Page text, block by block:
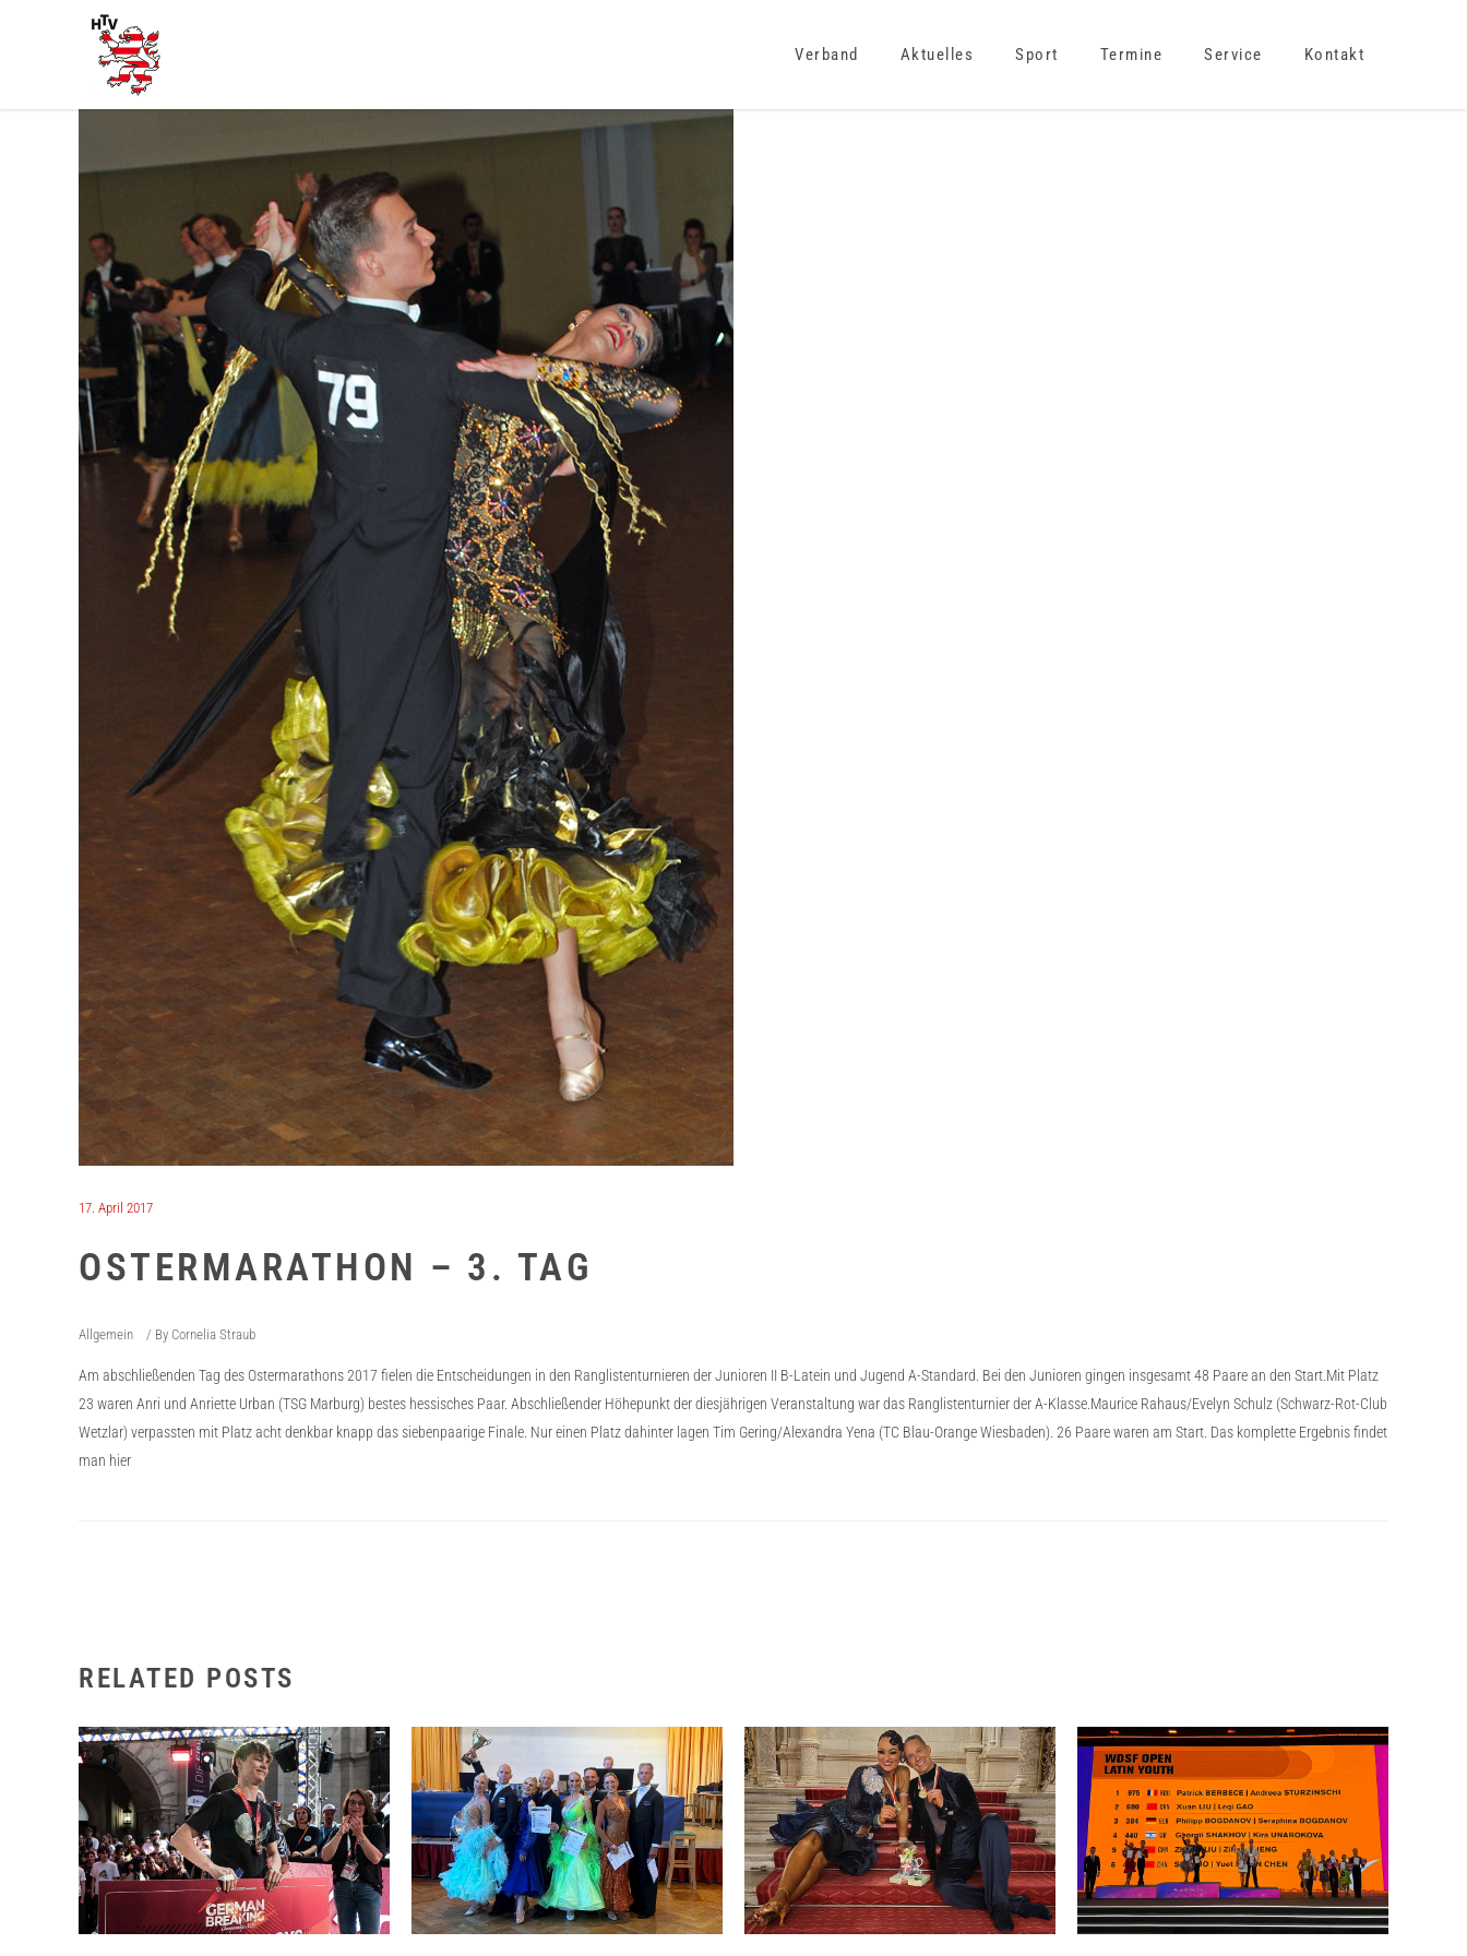
Verband Aktuelles Sport Termine Service Kontakt
17. April 2017
OSTERMARATHON – 3. TAG
Allgemein By Cornelia Straub
Am abschließenden Tag des Ostermarathons 2017 fielen die Entscheidungen in den Ranglistenturnieren der Junioren II B-Latein und Jugend A-Standard. Bei den Junioren gingen insgesamt 48 Paare an den Start.Mit Platz
23 waren Anri und Anriette Urban (TSG Marburg) bestes hessisches Paar. Abschließender Höhepunkt der diesjährigen Veranstaltung war das Ranglistenturnier der A-Klasse.Maurice Rahaus/Evelyn Schulz (Schwarz-Rot-Club
Wetzlar) verpassten mit Platz acht denkbar knapp das siebenpaarige Finale. Nur einen Platz dahinter lagen Tim Gering/Alexandra Yena (TC Blau-Orange Wiesbaden). 26 Paare waren am Start. Das komplette Ergebnis findet
man hier
RELATED POSTS